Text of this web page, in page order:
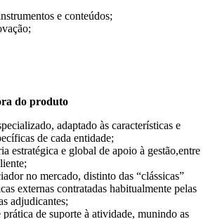
e conteúdos;
do produto
adaptado às características e
de cada entidade;
estratégica e global de apoio à gestão,entre
no mercado, distinto das “clássicas”
externas contratadas habitualmente pelas
adjudicantes;
de suporte à atividade, munindo as